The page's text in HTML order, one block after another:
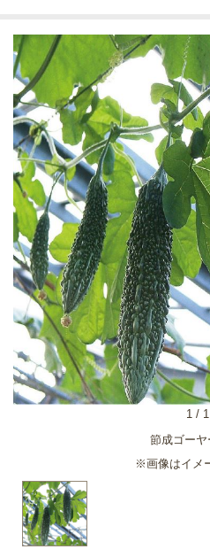
節成ゴーヤ
※画像はイメ
1 / 1